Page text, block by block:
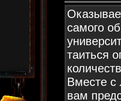
самого
таиться
Вместе с
вам